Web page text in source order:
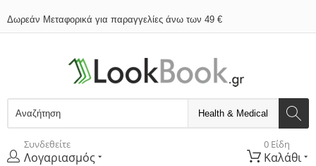
Δωρεάν Μεταφορικά για παραγγελίες άνω των 49 €
Συνδεθείτε
Λογαριασμός
0 Είδη
Καλάθι